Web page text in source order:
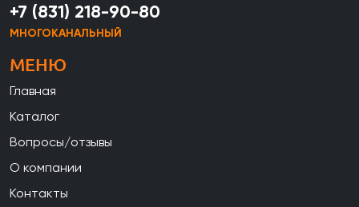
+7 (831) 218-90-80
МНОГОКАНАЛЬНЫЙ
МЕНЮ
Главная
Каталог
Вопросы/отзывы
О компании
Контакты